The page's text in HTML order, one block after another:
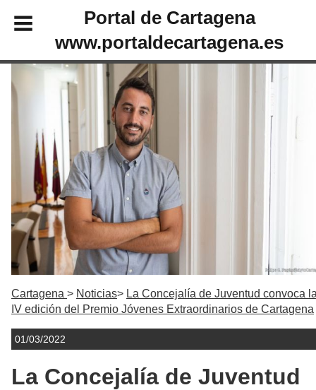
Portal de Cartagena
www.portaldecartagena.es
Cartagena Noticias
La Concejalía de Juventud convoca
IV edición del Premio Jóvenes Extraordinarios de Cartagena
01/03/2022
La Concejalía de Juventud